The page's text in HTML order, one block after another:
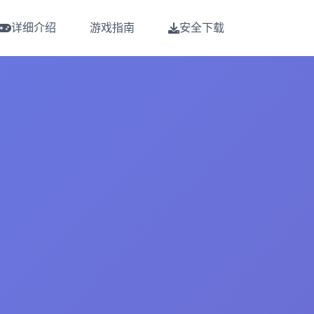
详细介绍 游戏指南 安全下载